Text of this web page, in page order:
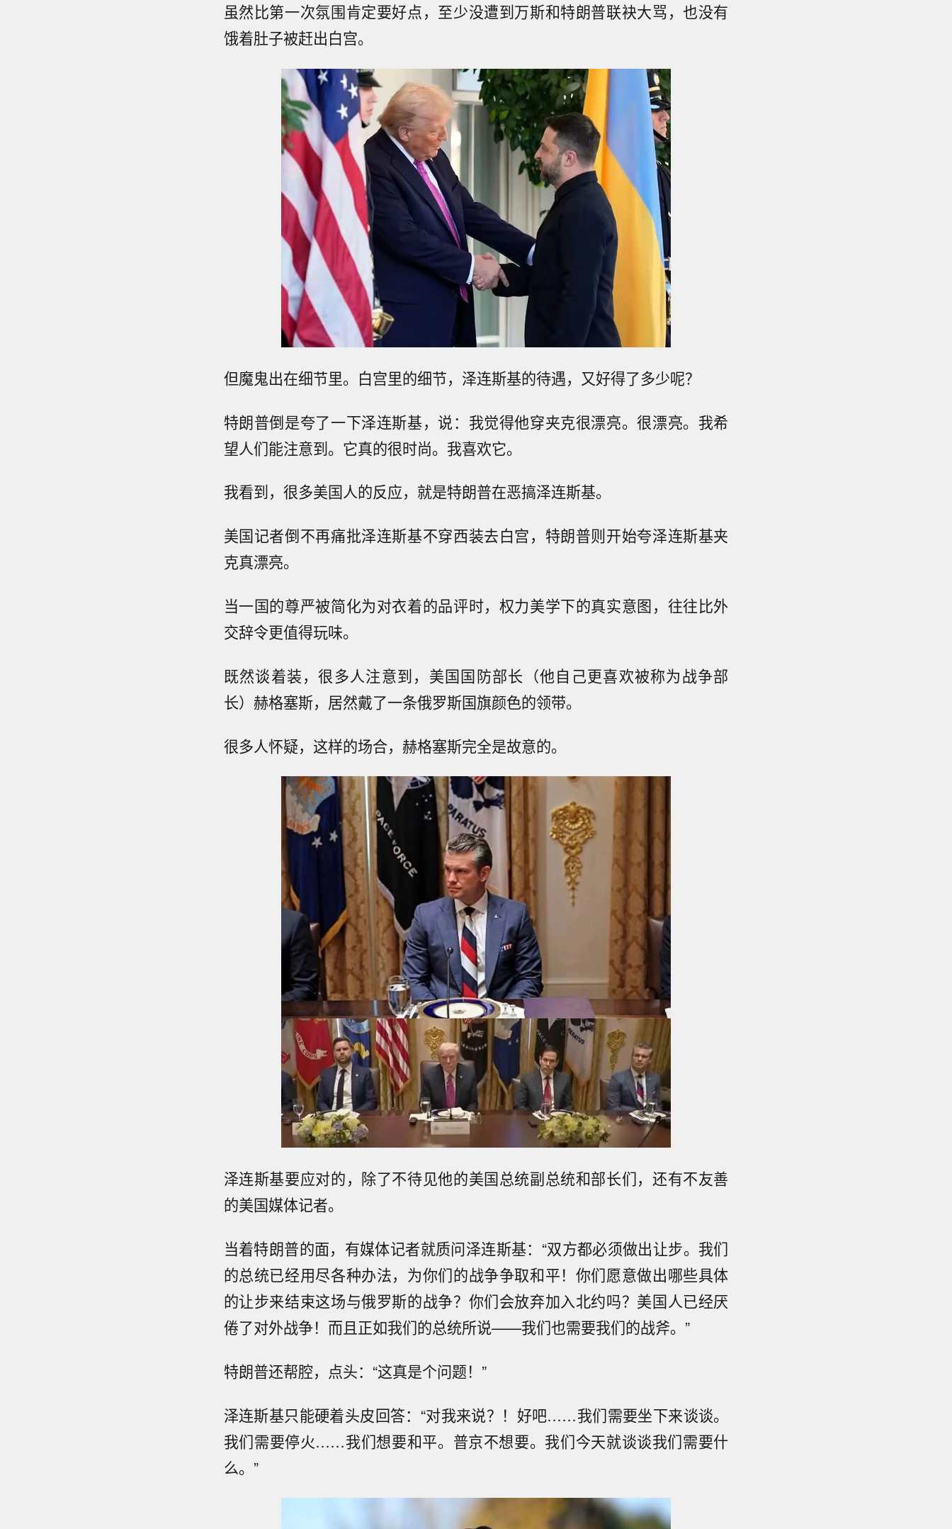
虽然比第一次氛围肯定要好点，至少没遭到万斯和特朗普联袂大骂，也没有
饿着肚子被赶出白宫。
但魔鬼出在细节里。白宫里的细节，泽连斯基的待遇，又好得了多少呢？
特朗普倒是夸了一下泽连斯基，说：我觉得他穿夹克很漂亮。很漂亮。我希
望人们能注意到。它真的很时尚。我喜欢它。
我看到，很多美国人的反应，就是特朗普在恶搞泽连斯基。
美国记者倒不再痛批泽连斯基不穿西装去白宫，特朗普则开始夸泽连斯基夹
克真漂亮。
当一国的尊严被简化为对衣着的品评时，权力美学下的真实意图，往往比外
交辞令更值得玩味。
既然谈着装，很多人注意到，美国国防部长（他自己更喜欢被称为战争部
长）赫格塞斯，居然戴了一条俄罗斯国旗颜色的领带。
很多人怀疑，这样的场合，赫格塞斯完全是故意的。
泽连斯基要应对的，除了不待见他的美国总统副总统和部长们，还有不友善
的美国媒体记者。
当着特朗普的面，有媒体记者就质问泽连斯基：“双方都必须做出让步。我们
的总统已经用尽各种办法，为你们的战争争取和平！你们愿意做出哪些具体
的让步来结束这场与俄罗斯的战争？你们会放弃加入北约吗？美国人已经厌
倦了对外战争！而且正如我们的总统所说——我们也需要我们的战斧。”
特朗普还帮腔，点头：“这真是个问题！”
泽连斯基只能硬着头皮回答：“对我来说？！好吧……我们需要坐下来谈谈。
我们需要停火……我们想要和平。普京不想要。我们今天就谈谈我们需要什
么。”